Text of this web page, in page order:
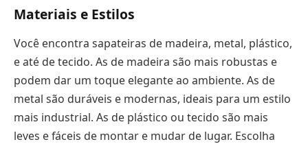
Materiais e Estilos
Você encontra sapateiras de madeira, metal, plástico,
e até de tecido. As de madeira são mais robustas e
podem dar um toque elegante ao ambiente. As de
metal são duráveis e modernas, ideais para um estilo
mais industrial. As de plástico ou tecido são mais
leves e fáceis de montar e mudar de lugar. Escolha